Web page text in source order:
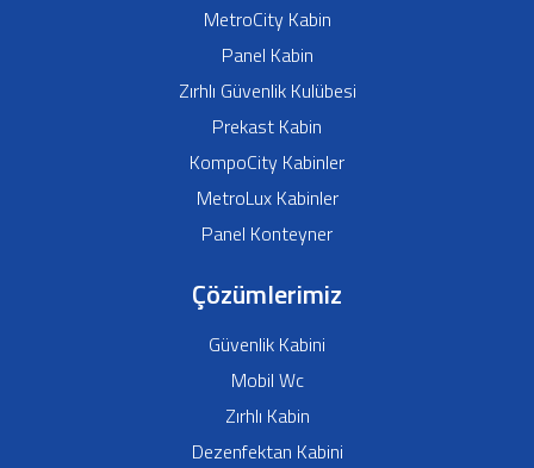
MetroCity Kabin
Panel Kabin
Zırhlı Güvenlik Kulübesi
Prekast Kabin
KompoCity Kabinler
MetroLux Kabinler
Panel Konteyner
Çözümlerimiz
Güvenlik Kabini
Mobil Wc
Zırhlı Kabin
Dezenfektan Kabini